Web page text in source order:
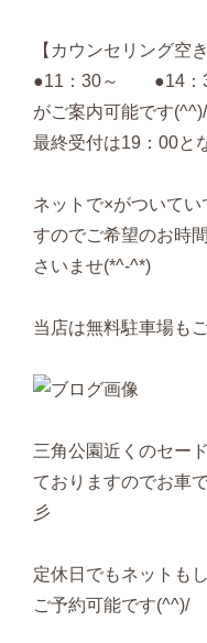
【カウンセリング空
●11：30～ ●14：
がご案内可能です(^^)/
最終受付は19：00と
ネットで×がついて
すのでご希望のお時
さいませ(*^-^*)
当店は無料駐車場も
三角公園近くのセー
ておりますのでお車
彡
定休日でもネットも
ご予約可能です(^^)/